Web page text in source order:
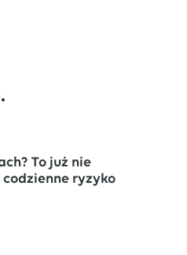
To już nie
ryzyko